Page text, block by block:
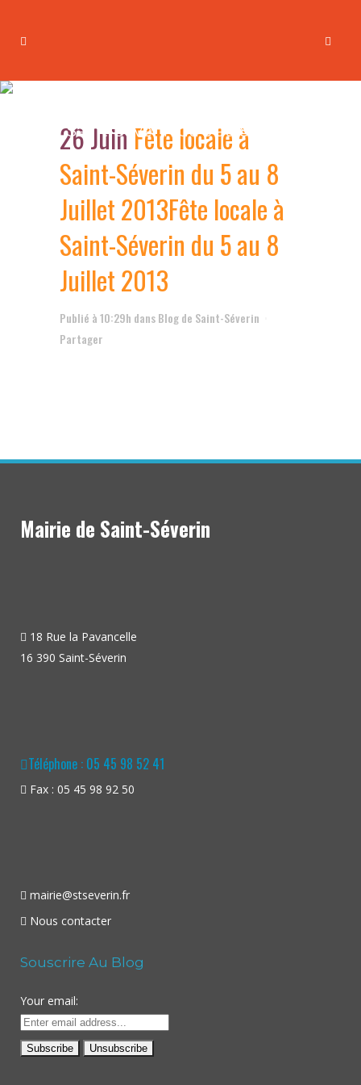
Saint-Séverin du 5 au 8 Juillet
26 Juin Fête locale à
Saint-Séverin du 5 au 8
Juillet 2013Fête locale à
Saint-Séverin du 5 au 8
Juillet 2013
Publié à 10:29h dansBlog de Saint-Séverin
Partager
Mairie de Saint-Séverin
18 Rue la Pavancelle
16 390 Saint-Séverin
Téléphone : 05 45 98 52 41
Fax : 05 45 98 92 50
mairie@stseverin.fr
Nous contacter
Souscrire Au Blog
Your email: